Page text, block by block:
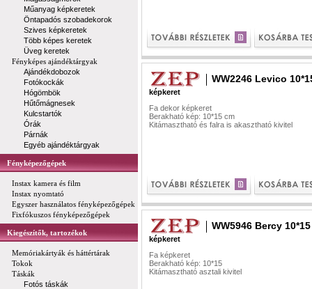
Műanyag képkeretek
Öntapadós szobadekorok
Szives képkeretek
Több képes keretek
Üveg keretek
Fényképes ajándéktárgyak
Ajándékdobozok
Fotókockák
Hógömbök
Hűtőmágnesek
Kulcstartók
Órák
Párnák
Egyéb ajándéktárgyak
Fényképezőgépek
Instax kamera és film
Instax nyomtató
Egyszer használatos fényképezőgépek
Fixfókuszos fényképezőgépek
Kiegészítők, tartozékok
Memóriakártyák és háttértárak
Tokok
Táskák
Fotós táskák
WW2246 Levico
képkeret
Fa dekor képkeret
Berakható kép: 10*15 cm
Kitámasztható és falra is akasztható kivitel
WW5946 Bercy 10*15
képkeret
Fa képkeret
Berakható kép: 10*15
Kitámasztható asztali kivitel